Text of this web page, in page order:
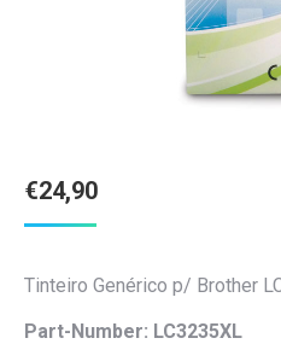
€24,90
Tinteiro Genérico p/ Brother
Part-Number: LC3235XL